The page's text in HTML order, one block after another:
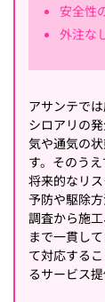
安全性
外注な
アサンテでは
シロアリの
気や通気の
す。そのう
将来的なリ
予防や駆除方
調査から施
まで一貫し
て対応する
るサービス提